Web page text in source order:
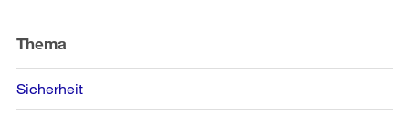
Thema
Sicherheit